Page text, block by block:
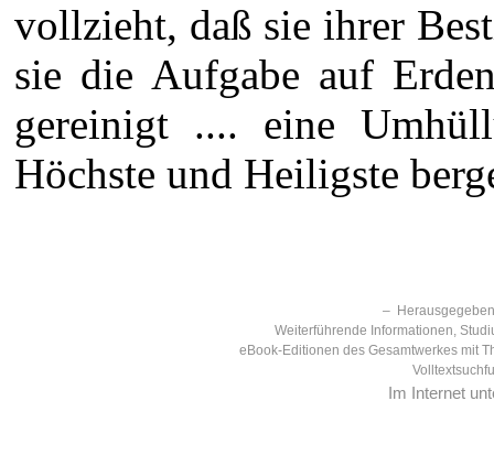
vollzieht, daß sie ihrer
sie die Aufgabe auf
gereinigt .... eine
Höchste und Heiligste
–
Weiterführende Informationen,
eBook-Editionen des Gesamtwerkes mit
Im Internet